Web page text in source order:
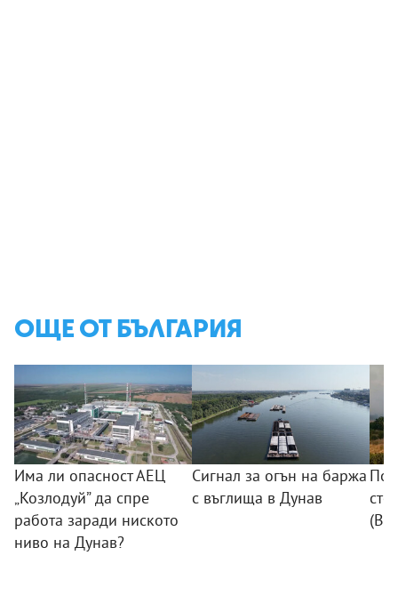
ОЩЕ ОТ БЪЛГАРИЯ
Има ли опасност АЕЦ
„Козлодуй” да спре
работа заради ниското
ниво на Дунав?
Сигнал за огън на баржа
с въглища в Дунав